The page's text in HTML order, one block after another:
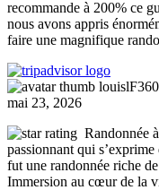
recommande à 200% ce
nous avons appris
faire une magnifique
mai 23, 2026
Randonnée à
passionnant qui
fut une randonnée riche
Immersion au cœur de la